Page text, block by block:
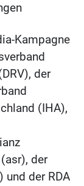
Kampagne
der
(IHA),
der
und der RDA